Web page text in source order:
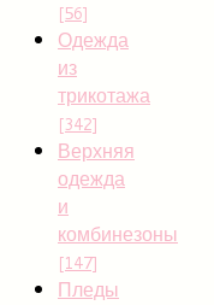
[56]
Одежда
из
трикотажа
[342]
Верхняя
одежда
и
комбинезоны
[147]
Пледы